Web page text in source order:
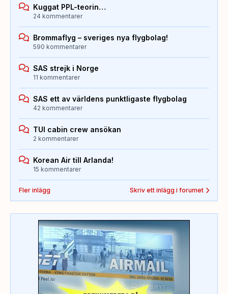
Kuggat PPL-teorin…
24 kommentarer
Brommaflyg – sveriges nya flygbolag!
590 kommentarer
SAS strejk i Norge
11 kommentarer
SAS ett av världens punktligaste flygbolag
42 kommentarer
TUI cabin crew ansökan
2 kommentarer
Korean Air till Arlanda!
15 kommentarer
Fler inlägg Skriv ett inlägg i forumet